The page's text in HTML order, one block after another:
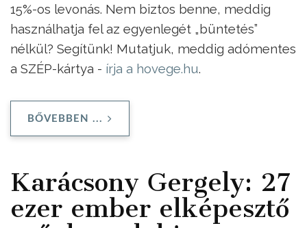
15%-os levonás. Nem biztos benne, meddig
használhatja fel az egyenlegét „büntetés”
nélkül? Segítünk! Mutatjuk, meddig adómentes
a SZÉP-kártya - írja a hovege.hu.
BŐVEBBEN ...
Karácsony Gergely: 27
ezer ember elképesztő